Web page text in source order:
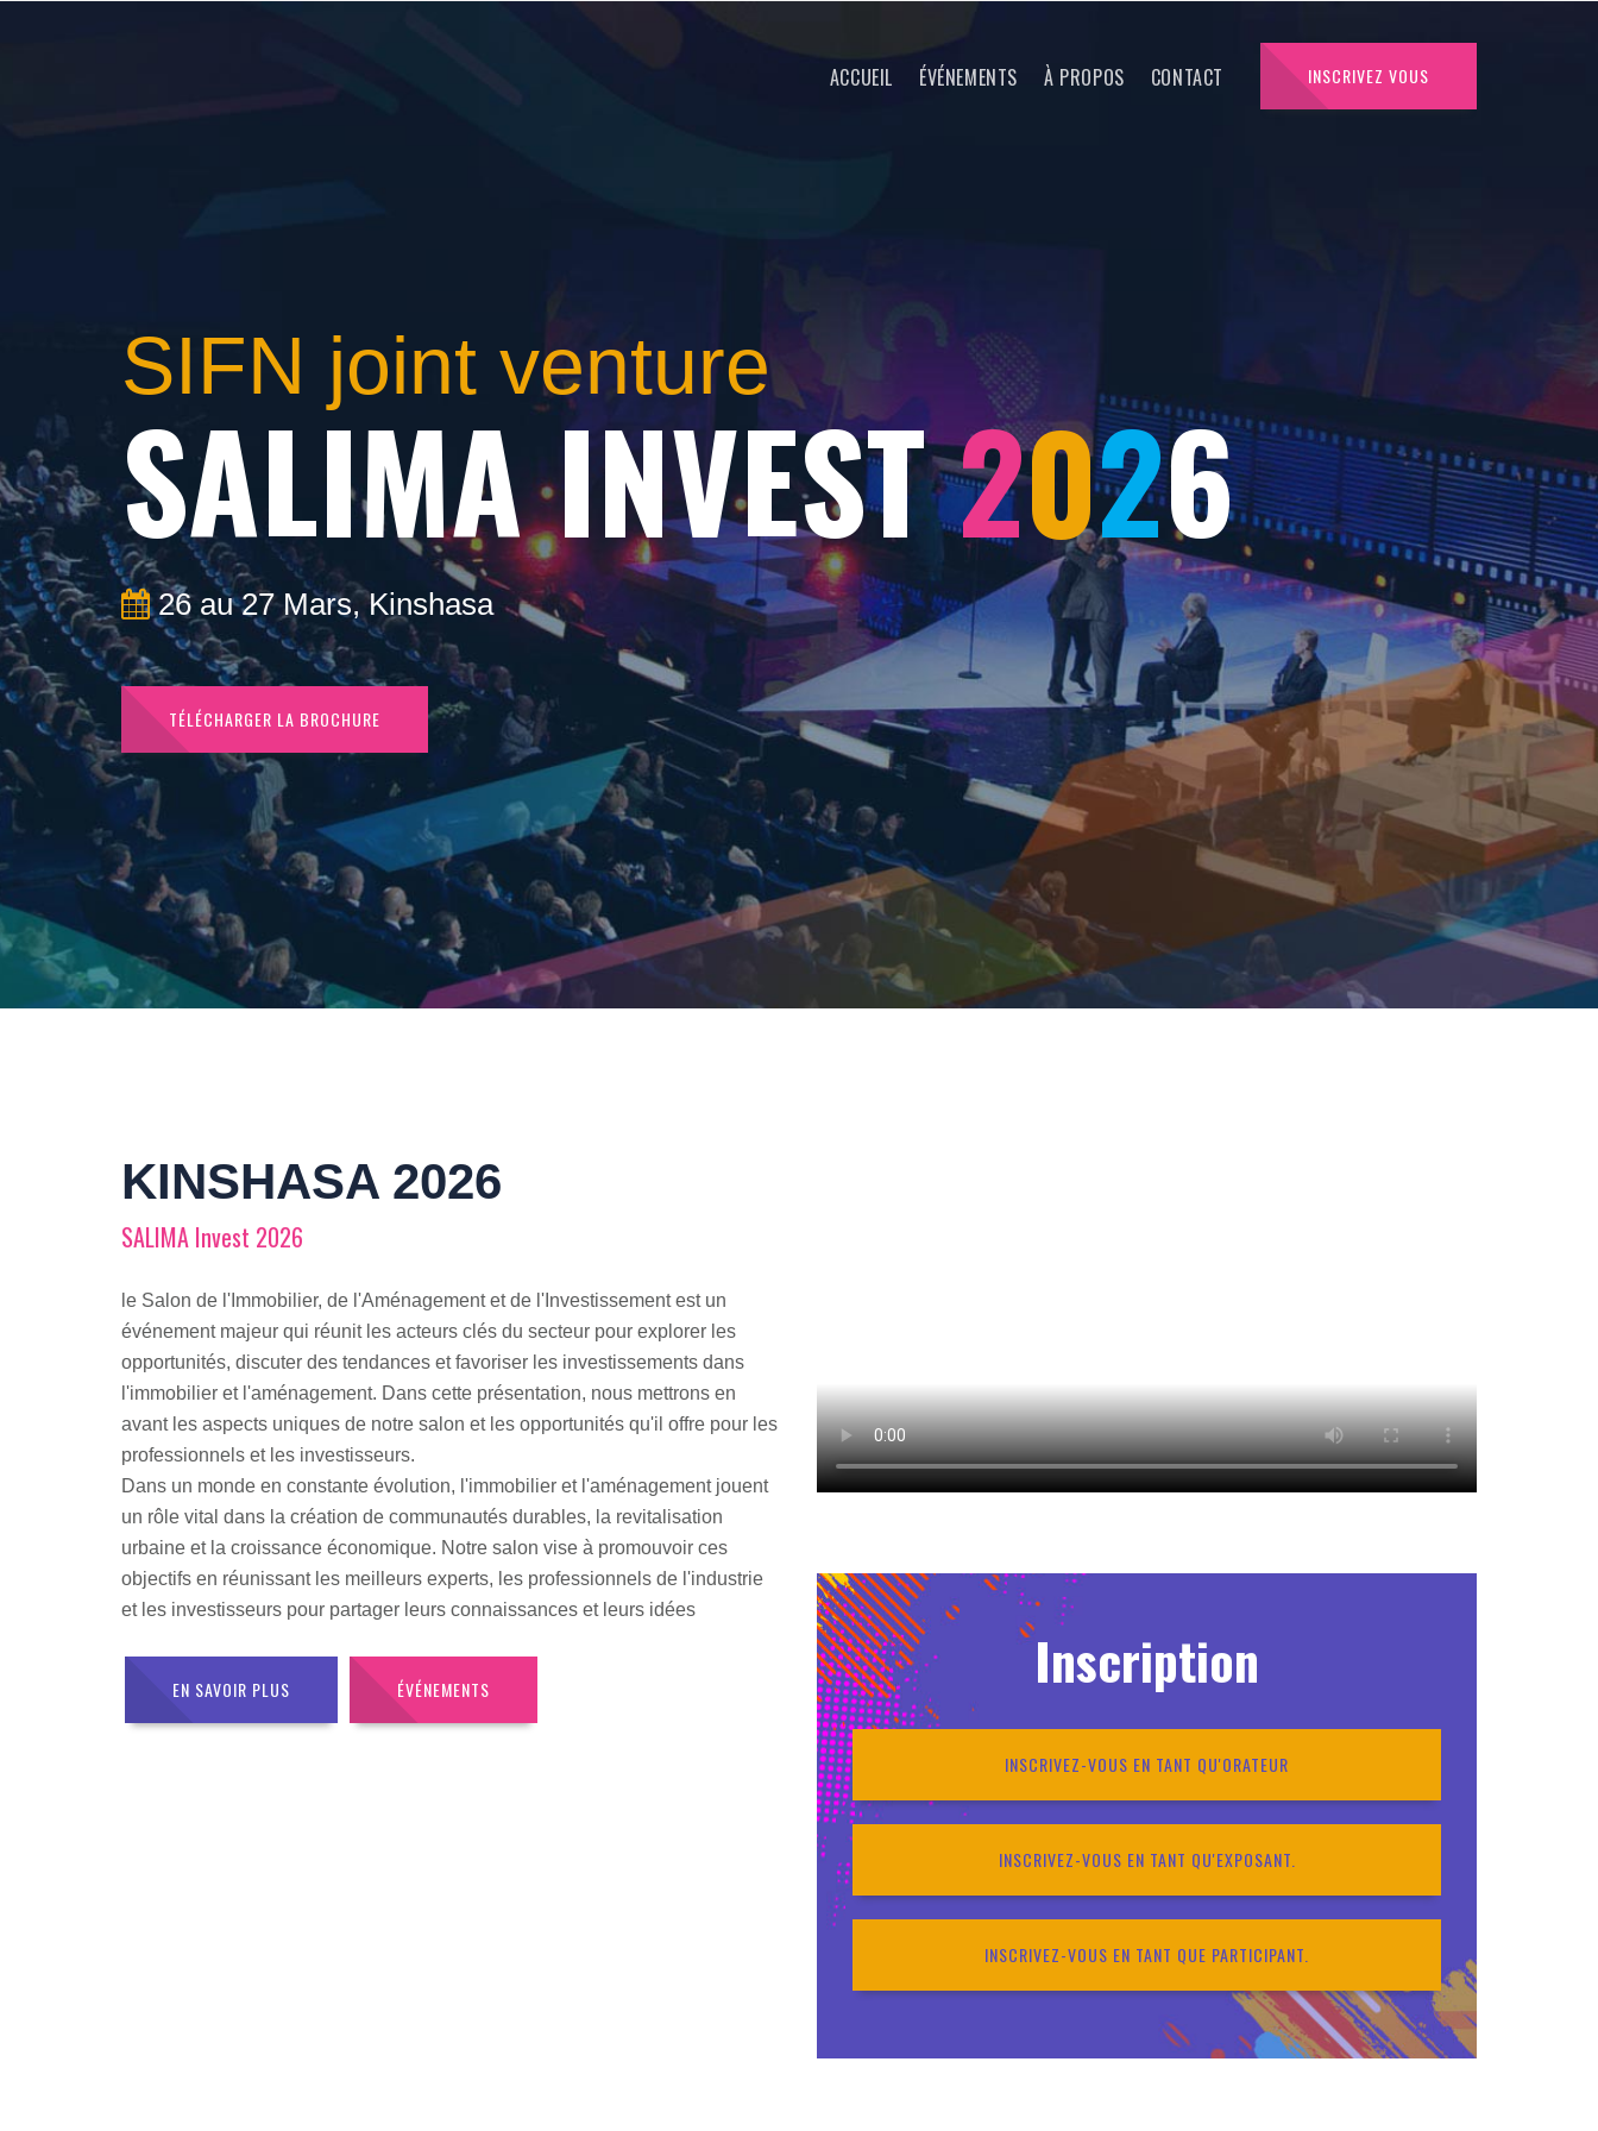
INSCRIVEZ VOUS
ACCUEIL ÉVÉNEMENTS À PROPOS CONTACT
SIFN joint venture
SALIMA INVEST2026
26 au 27 Mars, Kinshasa
TÉLÉCHARGER LA BROCHURE
KINSHASA 2026
SALIMA Invest 2026
le Salon de l'Immobilier, de l'Aménagement et de l'Investissement est un
événement majeur qui réunit les acteurs clés du secteur pour explorer les
opportunités, discuter des tendances et favoriser les investissements dans
l'immobilier et l'aménagement. Dans cette présentation, nous mettrons en
avant les aspects uniques de notre salon et les opportunités qu'il offre pour les
professionnels et les investisseurs.
Dans un monde en constante évolution, l'immobilier et l'aménagement jouent
un rôle vital dans la création de communautés durables, la revitalisation
urbaine et la croissance économique. Notre salon vise à promouvoir ces
objectifs en réunissant les meilleurs experts, les professionnels de l'industrie
et les investisseurs pour partager leurs connaissances et leurs idées
EN SAVOIR PLUS ÉVÉNEMENTS Inscription